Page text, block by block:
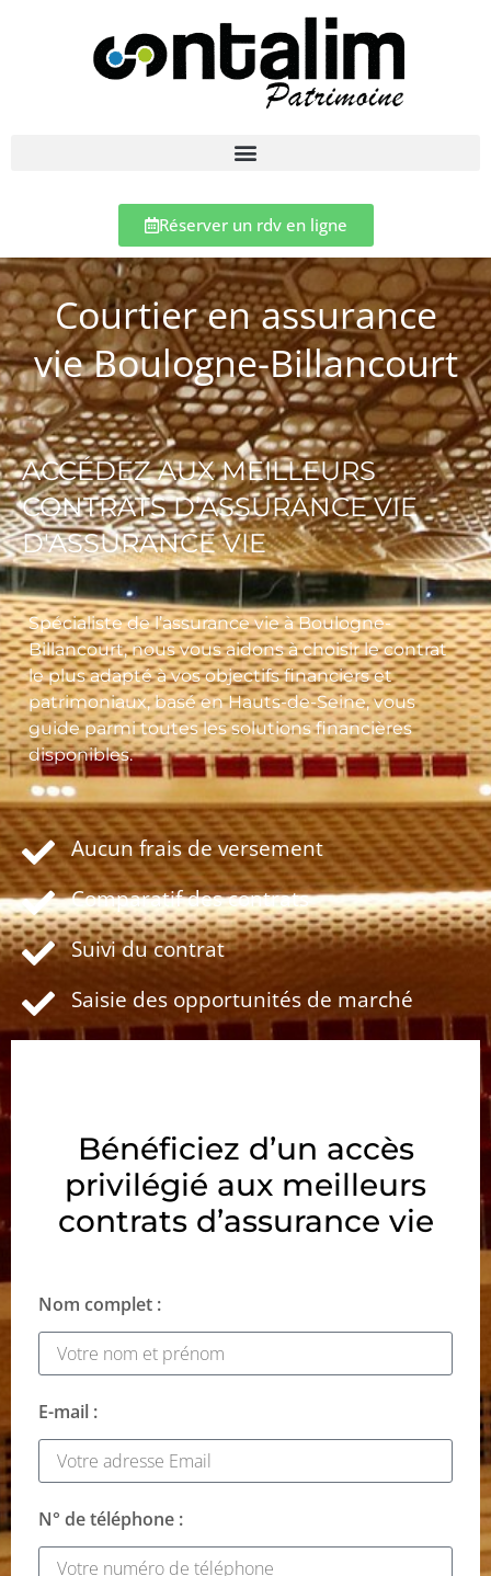
Réserver un rdv en ligne
Courtier en assurance
vie Boulogne-Billancourt
ACCÉDEZ AUX MEILLEURS
CONTRATS D’ASSURANCE VIE
D'ASSURANCE VIE
Spécialiste de l’assurance vie à Boulogne-
Billancourt, nous vous aidons à choisir le contrat
le plus adapté à vos objectifs financiers et
patrimoniaux, basé en Hauts-de-Seine, vous
guide parmi toutes les solutions financières
disponibles.
Aucun frais de versement
Comparatif des contrats
Suivi du contrat
Saisie des opportunités de marché
Bénéficiez d’un accès
privilégié aux meilleurs
contrats d’assurance vie
Nom complet :
E-mail :
N° de téléphone :